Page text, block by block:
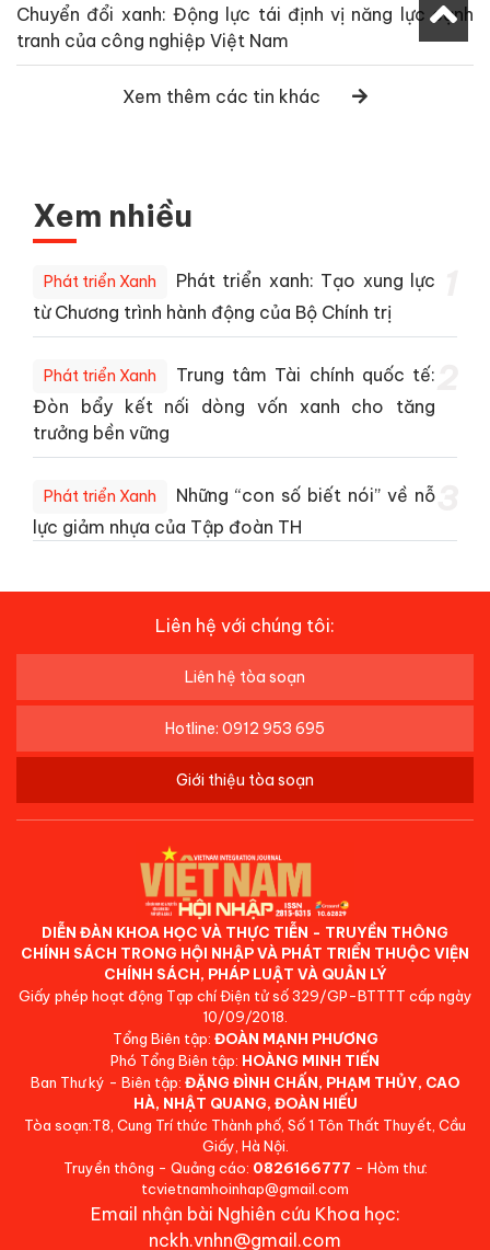
Chuyển đổi xanh: Động lực tái định vị năng lực cạnh
tranh của công nghiệp Việt Nam
Xem thêm các tin khác
Xem nhiều
Phát triển Xanh
Phát triển xanh: Tạo xung lực
từ Chương trình hành động của Bộ Chính trị
Phát triển Xanh
Trung tâm Tài chính quốc tế:
Đòn bẩy kết nối dòng vốn xanh cho tăng
trưởng bền vững
Phát triển Xanh
Những “con số biết nói” về nỗ
lực giảm nhựa của Tập đoàn TH
Liên hệ với chúng tôi:
Liên hệ tòa soạn
Hotline: 0912 953 695
Giới thiệu tòa soạn
DIỄN ĐÀN KHOA HỌC VÀ THỰC TIỄN - TRUYỀN THÔNG
CHÍNH SÁCH TRONG HỘI NHẬP VÀ PHÁT TRIỂN THUỘC VIỆN
CHÍNH SÁCH, PHÁP LUẬT VÀ QUẢN LÝ
Giấy phép hoạt động Tạp chí Điện tử số 329/GP-BTTTT cấp ngày
10/09/2018.
Tổng Biên tập: ĐOÀN MẠNH PHƯƠNG
Phó Tổng Biên tập: HOÀNG MINH TIẾN
Ban Thư ký - Biên tập: ĐẶNG ĐÌNH CHẤN, PHẠM THỦY, CAO
HÀ, NHẬT QUANG, ĐOÀN HIẾU
Tòa soạn:T8, Cung Trí thức Thành phố, Số 1 Tôn Thất Thuyết, Cầu
Giấy, Hà Nội.
Truyền thông - Quảng cáo: 0826166777 - Hòm thư:
tcvietnamhoinhap@gmail.com
Email nhận bài Nghiên cứu Khoa học:
nckh.vnhn@gmail.com